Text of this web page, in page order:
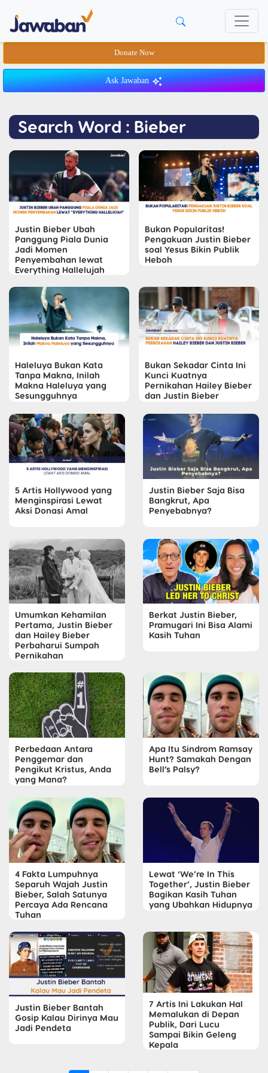
Donate Now
Ask Jawaban
Search Word : Bieber
Justin Bieber Ubah
Panggung Piala Dunia
Jadi Momen
Penyembahan lewat
Everything Hallelujah
Bukan Popularitas!
Pengakuan Justin Bieber
soal Yesus Bikin Publik
Heboh
Haleluya Bukan Kata
Tanpa Makna, Inilah
Makna Haleluya yang
Sesungguhnya
Bukan Sekadar Cinta Ini
Kunci Kuatnya
Pernikahan Hailey Bieber
dan Justin Bieber
5 Artis Hollywood yang
Menginspirasi Lewat
Aksi Donasi Amal
Justin Bieber Saja Bisa
Bangkrut, Apa
Penyebabnya?
Umumkan Kehamilan
Pertama, Justin Bieber
dan Hailey Bieber
Perbaharui Sumpah
Pernikahan
Berkat Justin Bieber,
Pramugari Ini Bisa Alami
Kasih Tuhan
Perbedaan Antara
Penggemar dan
Pengikut Kristus, Anda
yang Mana?
Apa Itu Sindrom Ramsay
Hunt? Samakah Dengan
Bell’s Palsy?
4 Fakta Lumpuhnya
Separuh Wajah Justin
Bieber, Salah Satunya
Percaya Ada Rencana
Tuhan
Lewat ‘We’re In This
Together’, Justin Bieber
Bagikan Kasih Tuhan
yang Ubahkan Hidupnya
Justin Bieber Bantah
Gosip Kalau Dirinya Mau
Jadi Pendeta
7 Artis Ini Lakukan Hal
Memalukan di Depan
Publik, Dari Lucu
Sampai Bikin Geleng
Kepala